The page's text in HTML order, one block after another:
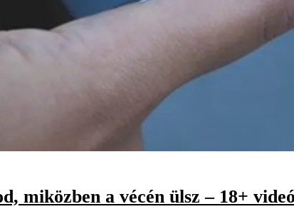
miközben a vécén ülsz – 18+ videó